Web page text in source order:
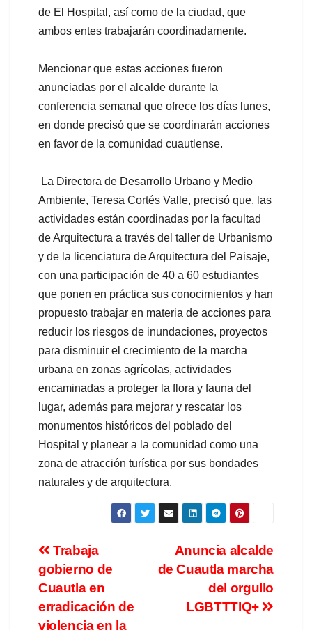
de El Hospital, así como de la ciudad, que
ambos entes trabajarán coordinadamente.
Mencionar que estas acciones fueron
anunciadas por el alcalde durante la
conferencia semanal que ofrece los días lunes,
en donde precisó que se coordinarán acciones
en favor de la comunidad cuautlense.
La Directora de Desarrollo Urbano y Medio
Ambiente, Teresa Cortés Valle, precisó que, las
actividades están coordinadas por la facultad
de Arquitectura a través del taller de Urbanismo
y de la licenciatura de Arquitectura del Paisaje,
con una participación de 40 a 60 estudiantes
que ponen en práctica sus conocimientos y han
propuesto trabajar en materia de acciones para
reducir los riesgos de inundaciones, proyectos
para disminuir el crecimiento de la marcha
urbana en zonas agrícolas, actividades
encaminadas a proteger la flora y fauna del
lugar, además para mejorar y rescatar los
monumentos históricos del poblado del
Hospital y planear a la comunidad como una
zona de atracción turística por sus bondades
naturales y de arquitectura.
Anuncia alcalde
de Cuautla marcha
del orgullo
LGBTTTIQ+
Trabaja
gobierno de
Cuautla en
erradicación de
violencia en la